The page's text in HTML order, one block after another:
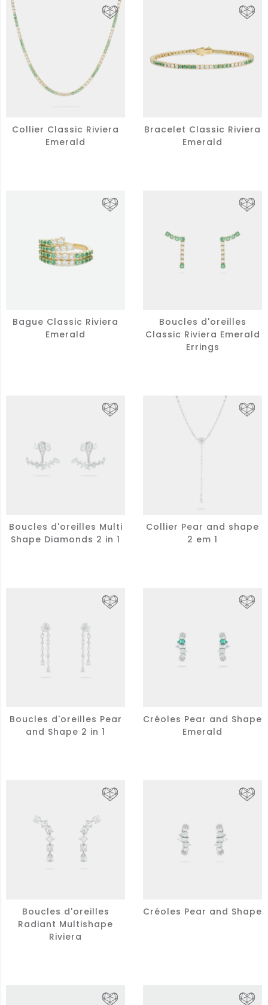
Collier Classic Riviera
Emerald
Bracelet Classic Riviera
Emerald
Bague Classic Riviera
Emerald
Boucles d'oreilles
Classic Riviera Emerald
Errings
Boucles d'oreilles Multi
Shape Diamonds 2 in 1
Collier Pear and shape
2 em 1
Boucles d'oreilles Pear
and Shape 2 in 1
Créoles Pear and Shape
Emerald
Boucles d'oreilles
Radiant Multishape
Riviera
Créoles Pear and Shape